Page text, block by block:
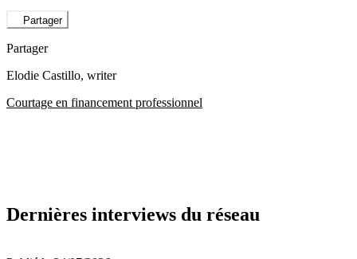
Partager
Partager
Elodie Castillo, writer
Courtage en financement professionnel
Dernières interviews du réseau